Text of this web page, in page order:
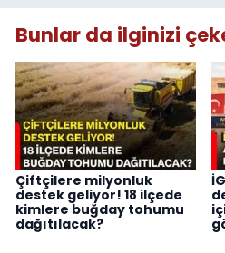
Bunlar da ilginizi
Çiftçilere milyonluk
destek geliyor! 18 ilçede
kimlere buğday tohumu
dağıtılacak?